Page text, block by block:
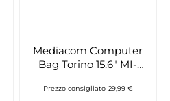
Mediacom Computer
Bag Torino 15.6" MI-
notebook 15.6"
Prezzo consigliato 29,99 €